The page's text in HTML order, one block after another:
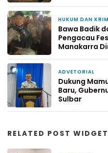
HUKUM DAN
Bawa Badik
Pengacau
Manakarra
ADVETORIAL
Dukung
Baru,
Sulbar
RELATED POST